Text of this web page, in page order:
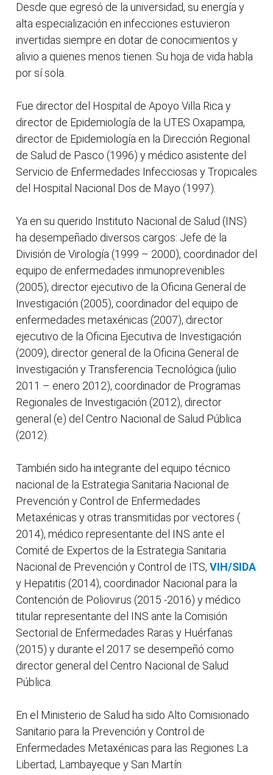
Desde que egresó de la universidad, su energía y
alta especialización en infecciones estuvieron
invertidas siempre en dotar de conocimientos y
alivio a quienes menos tienen. Su hoja de vida habla
por sí sola.
Fue director del Hospital de Apoyo Villa Rica y
director de Epidemiología de la UTES Oxapampa,
director de Epidemiología en la Dirección Regional
de Salud de Pasco (1996) y médico asistente del
Servicio de Enfermedades Infecciosas y Tropicales
del Hospital Nacional Dos de Mayo (1997).
Ya en su querido Instituto Nacional de Salud (INS)
ha desempeñado diversos cargos: Jefe de la
División de Virología (1999 – 2000), coordinador del
equipo de enfermedades inmunoprevenibles
(2005), director ejecutivo de la Oficina General de
Investigación (2005), coordinador del equipo de
enfermedades metaxénicas (2007), director
ejecutivo de la Oficina Ejecutiva de Investigación
(2009), director general de la Oficina General de
Investigación y Transferencia Tecnológica (julio
2011 – enero 2012), coordinador de Programas
Regionales de Investigación (2012), director
general (e) del Centro Nacional de Salud Pública
(2012).
También sido ha integrante del equipo técnico
nacional de la Estrategia Sanitaria Nacional de
Prevención y Control de Enfermedades
Metaxénicas y otras transmitidas por vectores (
2014), médico representante del INS ante el
Comité de Expertos de la Estrategia Sanitaria
Nacional de Prevención y Control de ITS, VIH/SIDA
y Hepatitis (2014), coordinador Nacional para la
Contención de Poliovirus (2015 -2016) y médico
titular representante del INS ante la Comisión
Sectorial de Enfermedades Raras y Huérfanas
(2015) y durante el 2017 se desempeñó como
director general del Centro Nacional de Salud
Pública.
En el Ministerio de Salud ha sido Alto Comisionado
Sanitario para la Prevención y Control de
Enfermedades Metaxénicas para las Regiones La
Libertad, Lambayeque y San Martín.